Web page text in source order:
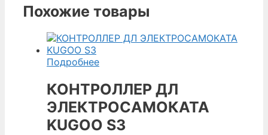
Похожие товары
Подробнее
КОНТРОЛЛЕР ДЛ
ЭЛЕКТРОСАМОКАТА
KUGOO S3